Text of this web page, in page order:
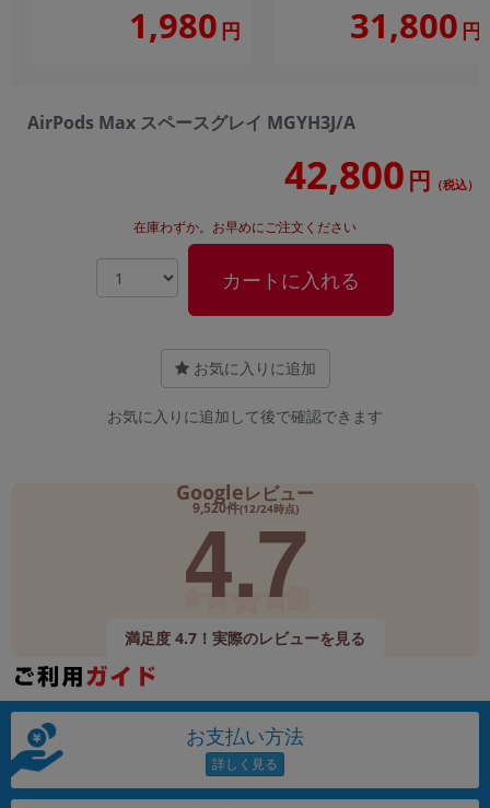
1,980 円 31,800 円
AirPods Max スペースグレイ MGYH3J/A
42,800 円 （税込）
在庫わずか。お早めにご注文ください
カートに入れる
お気に入りに追加
お気に入りに追加して後で確認できます
Googleレビュー
9,520件(12/24時点)
4.7
満足度 4.7！実際のレビューを見る
お支払い方法